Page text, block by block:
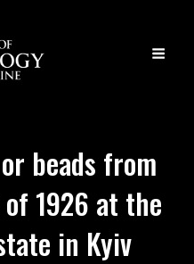
beads from
1926 at the
in Kyiv